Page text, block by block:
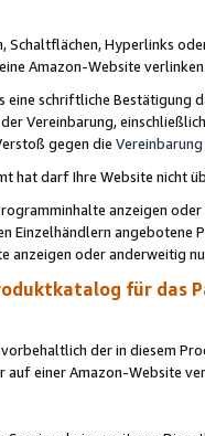
Schaltflächen, Hyperlinks
Amazon-Website
eine schriftliche
Vereinbarung,
gegen die Vereinbarung
hat darf Ihre Website nicht
anzeigen
Einzelhändlern
oder anderweitig
für das
der in diesem
auf einer Amazon-Website